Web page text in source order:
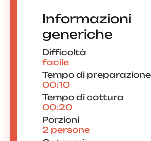
Informazioni
generiche
Difficoltà
facile
Tempo di preparazione
00:10
Tempo di cottura
00:20
Porzioni
2 persone